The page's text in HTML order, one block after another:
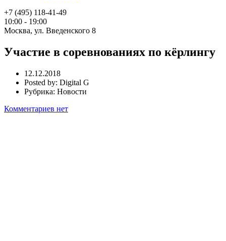
+7 (495) 118-41-49
10:00 - 19:00
Москва, ул. Введенского 8
Участие в соревнованиях по кёрлингу
12.12.2018
Posted by: Digital G
Рубрика: Новости
Комментариев нет